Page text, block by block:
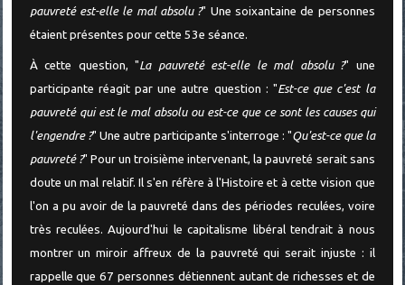
pauvreté est-elle le mal absolu ?" Une soixantaine de personnes
étaient présentes pour cette 53e séance.
À cette question, "La pauvreté est-elle le mal absolu ?" une
participante réagit par une autre question : "Est-ce que c'est la
pauvreté qui est le mal absolu ou est-ce que ce sont les causes qui
l'engendre ?" Une autre participante s'interroge : "Qu'est-ce que la
pauvreté ?" Pour un troisième intervenant, la pauvreté serait sans
doute un mal relatif. Il s'en réfère à l'Histoire et à cette vision que
l'on a pu avoir de la pauvreté dans des périodes reculées, voire
très reculées. Aujourd'hui le capitalisme libéral tendrait à nous
montrer un miroir affreux de la pauvreté qui serait injuste : il
rappelle que 67 personnes détiennent autant de richesses et de